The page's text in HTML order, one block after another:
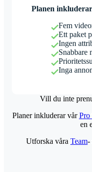
Planen
Fem
Ett paket
Ingen
Snabbare
Inga
Vill du inte
Planer inkluderar vårPro
en
Utforska våra Team-